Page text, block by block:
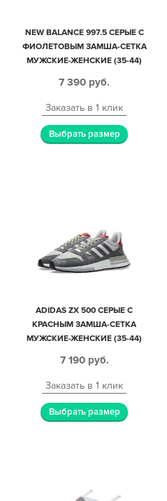
NEW BALANCE 997.5 СЕРЫЕ С
ФИОЛЕТОВЫМ ЗАМША-СЕТКА
МУЖСКИЕ-ЖЕНСКИЕ (35-44)
7 390 руб.
Заказать в 1 клик
Выбрать размер
ADIDAS ZX 500 СЕРЫЕ С
КРАСНЫМ ЗАМША-СЕТКА
МУЖСКИЕ-ЖЕНСКИЕ (35-44)
7 190 руб.
Заказать в 1 клик
Выбрать размер